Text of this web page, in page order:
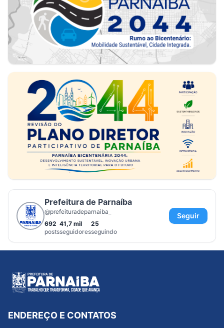
Prefeitura de Parnaíba
@prefeituradeparnaiba_
692
posts
41,7 mil
seguidores
25
seguindo
Seguir
ENDEREÇO E CONTATOS